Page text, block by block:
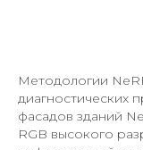
Методологии
диагностических
фасадов зданий
RGB высокого